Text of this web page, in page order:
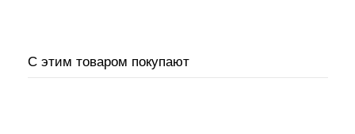
С этим товаром покупают